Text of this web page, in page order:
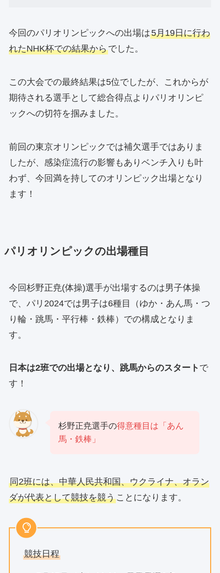
今回のパリオリンピックへの出場は5月19日に行わ
れたNHK杯での結果からでした。
この大会での最終結果は5位でしたが、これからが
期待される選手として総合得点よりパリオリンピ
ックへの切符を掴みました。
前回の東京オリンピックでは補欠選手ではありま
したが、感染症流行の影響もありベンチ入りも叶
わず、今回満を持してのオリンピック出場となり
ます！
パリオリンピックの出場種目
今回杉野正尭(体操)選手が出場するのは男子体操
で、パリ2024では男子は6種目（ゆか・あん馬・つ
り輪・跳馬・平行棒・鉄棒）での構成となりま
す。
日本は2班での出場となり、跳馬からのスタート で
す！
杉野正尭選手の得意種目は「あん
馬・鉄棒」
同2班には、中華人民共和国、ウクライナ、オラン
ダが代表として競技を競うことになります。
競技日程